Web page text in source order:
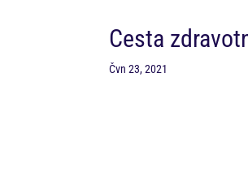
Cesta
Čvn 23, 2021